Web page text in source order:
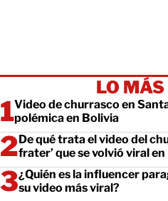
LO
Video de churrasco en
polémica en Bolivia
De qué trata el video del
frater’ que se volvió viral
¿Quién es la influencer
su video más viral?